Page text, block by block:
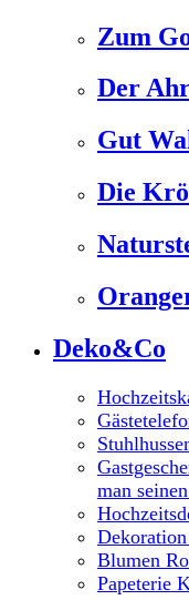
Zum
Der
Gut
Die
Deko&Co
man
Blumen
Papeterie